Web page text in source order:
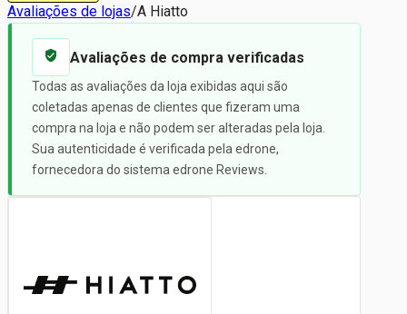
Avaliações de lojas/A Hiatto
Avaliações de compra verificadas
Todas as avaliações da loja exibidas aqui são
coletadas apenas de clientes que fizeram uma
compra na loja e não podem ser alteradas pela loja.
Sua autenticidade é verificada pela edrone,
fornecedora do sistema edrone Reviews.